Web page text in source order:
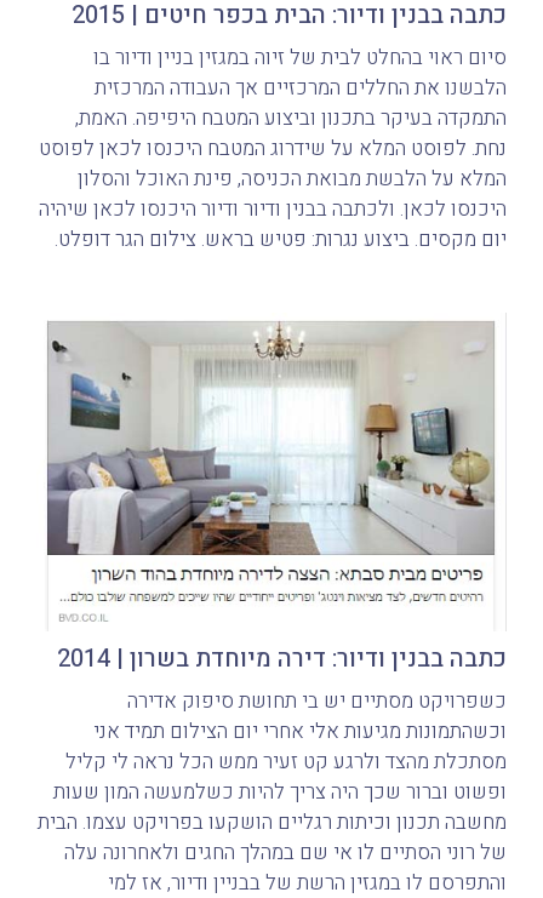
כתבה בבנין ודיור: הבית בכפר חיטים | 2015
סיום ראוי בהחלט לבית של זיוה במגזין בניין ודיור בו
הלבשנו את החללים המרכזיים אך העבודה המרכזית
התמקדה בעיקר בתכנון וביצוע המטבח היפיפה. האמת,
נחת. לפוסט המלא על שידרוג המטבח היכנסו לכאן לפוסט
המלא על הלבשת מבואת הכניסה, פינת האוכל והסלון
היכנסו לכאן. ולכתבה בבנין ודיור ודיור היכנסו לכאן שיהיה
יום מקסים. ביצוע נגרות: פטיש בראש. צילום הגר דופלט.
כתבה בבנין ודיור: דירה מיוחדת בשרון | 2014
כשפרויקט מסתיים יש בי תחושת סיפוק אדירה
וכשהתמונות מגיעות אלי אחרי יום הצילום תמיד אני
מסתכלת מהצד ולרגע קט זעיר ממש הכל נראה לי קליל
ופשוט וברור שכך היה צריך להיות כשלמעשה המון שעות
מחשבה תכנון וכיתות רגליים הושקעו בפרויקט עצמו. הבית
של רוני הסתיים לו אי שם במהלך החגים ולאחרונה עלה
והתפרסם לו במגזין הרשת של בבניין ודיור, אז למי